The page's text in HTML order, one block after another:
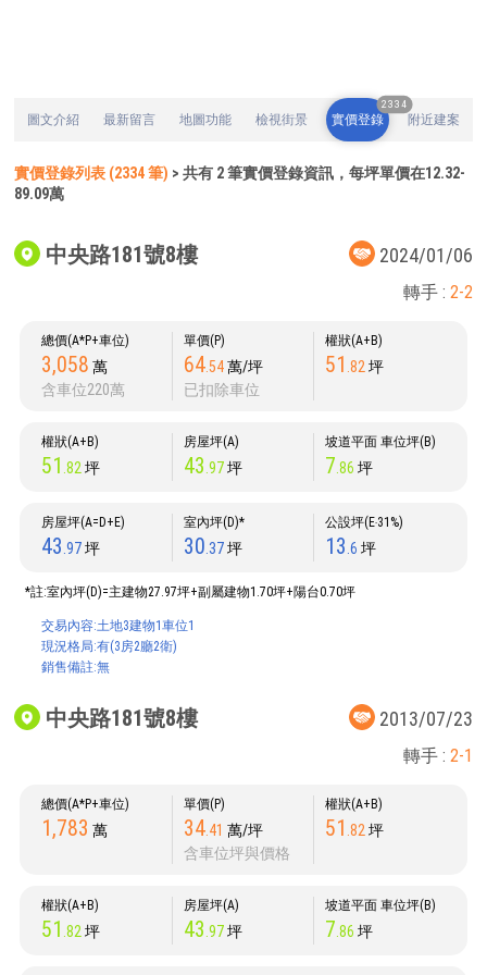
圖文介紹 最新留言 地圖功能 檢視街景 實價登錄
2334
附近建案
實價登錄列表 (2334 筆) > 共有 2 筆實價登錄資訊，每坪單價在12.32-
89.09萬
中央路181號8樓 2024/01/06
轉手 : 2-2
總價(A*P+車位)
3,058 萬
含車位220萬
單價(P)
64.54萬/坪
已扣除車位
權狀(A+B)
51 .82 坪
權狀(A+B)
51 .82 坪
房屋坪(A)
43 .97坪
坡道平面 車位坪(B)
7 .86 坪
房屋坪(A=D+E)
43 .97坪
室內坪(D)*
30 .37坪
公設坪(E‧31%)
13 .6 坪
*註:室內坪(D)=主建物27.97坪+副屬建物1.70坪+陽台0.70坪
交易內容:土地3建物1車位1
現況格局:有(3房2廳2衛)
銷售備註:無
中央路181號8樓 2013/07/23
轉手 : 2-1
總價(A*P+車位)
1,783 萬
單價(P)
34.41 萬/坪
含車位坪與價格
權狀(A+B)
51 .82 坪
權狀(A+B)
51 .82 坪
房屋坪(A)
43 .97坪
坡道平面 車位坪(B)
7 .86 坪